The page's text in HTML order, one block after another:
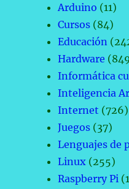
Arduino (11)
Cursos (84)
Educación
Hardware
Informática
Inteligencia
Internet (726)
Juegos (37)
Lenguajes de
Linux (255)
Raspberry Pi